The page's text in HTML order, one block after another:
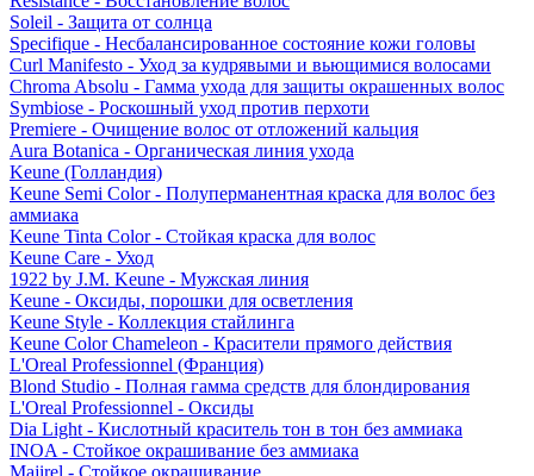
Soleil - Защита от солнца
Specifique - Несбалансированное состояние кожи головы
Curl Manifesto - Уход за кудрявыми и вьющимися волосами
Chroma Absolu - Гамма ухода для защиты окрашенных волос
Symbiose - Роскошный уход против перхоти
Premiere - Очищение волос от отложений кальция
Aura Botanica - Органическая линия ухода
Keune (Голландия)
Keune Semi Color - Полуперманентная краска для волос без
аммиака
Keune Tinta Color - Стойкая краска для волос
Keune Care - Уход
1922 by J.M. Keune - Мужская линия
Keune - Оксиды, порошки для осветления
Keune Style - Коллекция стайлинга
Keune Color Chameleon - Красители прямого действия
L'Oreal Professionnel (Франция)
Blond Studio - Полная гамма средств для блондирования
L'Oreal Professionnel - Оксиды
Dia Light - Кислотный краситель тон в тон без аммиака
INOA - Стойкое окрашивание без аммиака
Majirel - Стойкое окрашивание